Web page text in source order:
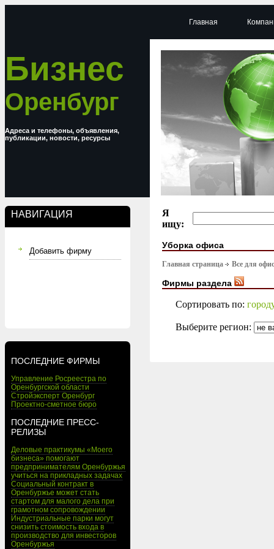
Бизнес
Оренбург
Адреса и телефоны, объявления,
публикации, новости, ресурсы
НАВИГАЦИЯ
Добавить фирму
ПОСЛЕДНИЕ ФИРМЫ
Управление Росреестра по
Оренбургской области
Стройэксперт Оренбург
Проектно-сметное бюро
ПОСЛЕДНИЕ ПРЕСС-
РЕЛИЗЫ
Деловые практикумы «Моего
бизнеса» помогают
предпринимателям Оренбуржья
учиться на прикладных задачах
Социальный контракт в
Оренбуржье может стать
стартом для малого дела при
грамотном сопровождении
Индустриальные парки могут
снизить стоимость входа в
производство для инвесторов
Оренбуржья
Главная
Я
ищу:
Уборка офиса
Главная страница Все для
Фирмы раздела
Сортировать по:
Выберите регион: